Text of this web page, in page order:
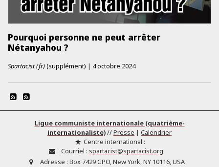
Pourquoi personne ne peut arrêter
Nétanyahou ?
Spartacist (fr)(supplément) | 4 octobre 2024
Ligue communiste internationale (quatrième-
internationaliste)//Presse | Calendrier
Centre international :
Courriel : spartacist@spartacist.org
Adresse : Box 7429 GPO, New York, NY 10116, USA